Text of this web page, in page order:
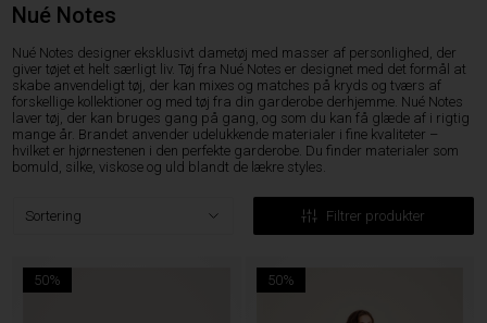
Nué Notes
Nué Notes designer eksklusivt dametøj med masser af personlighed, der
giver tøjet et helt særligt liv. Tøj fra Nué Notes er designet med det formål at
skabe anvendeligt tøj, der kan mixes og matches på kryds og tværs af
forskellige kollektioner og med tøj fra din garderobe derhjemme. Nué Notes
laver tøj, der kan bruges gang på gang, og som du kan få glæde af i rigtig
mange år. Brandet anvender udelukkende materialer i fine kvaliteter –
hvilket er hjørnestenen i den perfekte garderobe. Du finder materialer som
bomuld, silke, viskose og uld blandt de lækre styles.
Filtrer produkter
50% 50%